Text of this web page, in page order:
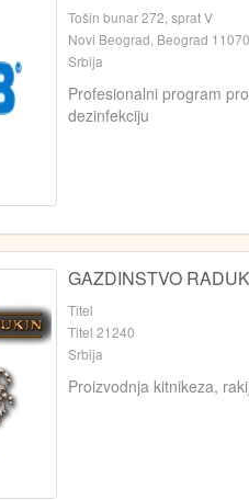
Tošin bunar 272, sprat V
Novi Beograd, Beograd 11070
Srbija
Profesionalni program
dezinfekciju
GAZDINSTVO
Titel
Titel 21240
Srbija
Proizvodnja kitnikeza,